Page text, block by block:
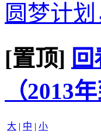
圆梦计
[置顶]
（2013
大 | 中 | 小